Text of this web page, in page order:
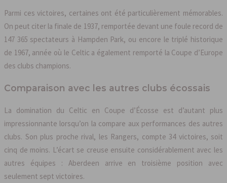
Parmi ces victoires, certaines ont été particulièrement mémorables.
On peut citer la finale de 1937, remportée devant une foule record de
147 365 spectateurs à Hampden Park, ou encore le triplé historique
de 1967, année où le Celtic a également remporté la Coupe d’Europe
des clubs champions.
Comparaison avec les autres clubs écossais
La domination du Celtic en Coupe d’Écosse est d’autant plus
impressionnante lorsqu’on la compare aux performances des autres
clubs. Son plus proche rival, les Rangers, compte 34 victoires, soit
cinq de moins. L’écart se creuse ensuite considérablement avec les
autres équipes : Aberdeen arrive en troisième position avec
seulement sept victoires.